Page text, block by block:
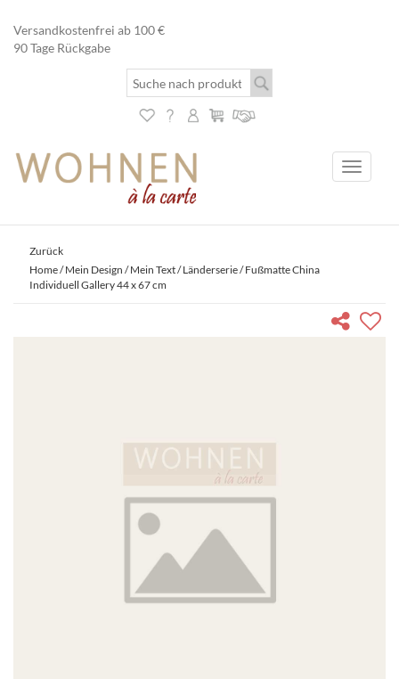
Versandkostenfrei ab 100 €
90 Tage Rückgabe
Toggle
Zurück
Home/Mein Design / Mein Text/Länderserie/ Fußmatte China
Individuell Gallery 44 x 67 cm